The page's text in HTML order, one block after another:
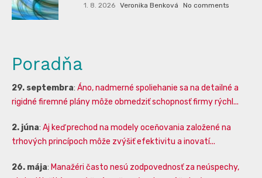
1. 8. 2026 Veronika Benková No comments
Poradňa
29. septembra: Áno, nadmerné spoliehanie sa na detailné a
rigidné firemné plány môže obmedziť schopnosť firmy rýchl...
2. júna: Aj keď prechod na modely oceňovania založené na
trhových princípoch môže zvýšiť efektivitu a inovatí...
26. mája: Manažéri často nesú zodpovednosť za neúspechy,